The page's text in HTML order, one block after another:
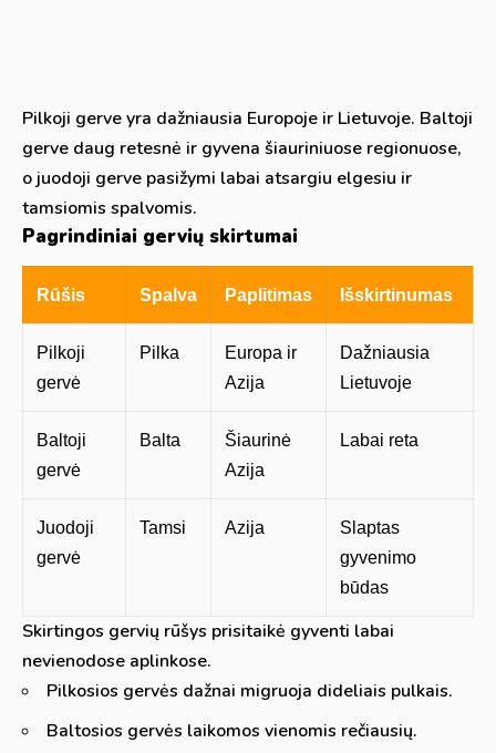
Pilkoji gerve yra dažniausia Europoje ir Lietuvoje. Baltoji
gerve daug retesnė ir gyvena šiauriniuose regionuose,
o juodoji gerve pasižymi labai atsargiu elgesiu ir
tamsiomis spalvomis.
Pagrindiniai gervių skirtumai
Rūšis Spalva Paplitimas Išskirtinumas
Pilkoji
gervė
Pilka
Europa ir
Azija
Dažniausia
Lietuvoje
Baltoji
gervė
Balta
Šiaurinė
Azija
Labai reta
Juodoji
gervė
Tamsi Azija
Slaptas
gyvenimo
būdas
Skirtingos gervių rūšys prisitaikė gyventi labai
nevienodose aplinkose.
Pilkosios gervės dažnai migruoja dideliais pulkais.
Baltosios gervės laikomos vienomis rečiausių.